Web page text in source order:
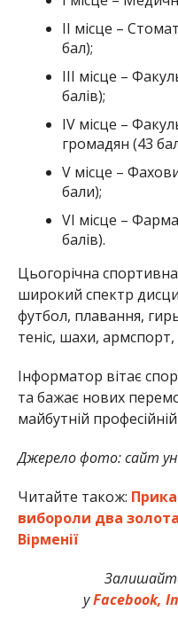
ІІ місце –
бал);
ІІІ місце –
балів);
IV місце –
громадян (43
V місце –
бали);
VI місце –
балів).
Цьогорічна
широкий спектр
футбол, плавання,
теніс, шахи, армспорт,
Інформатор вітає
та бажає нових
майбутній професійній
Джерело фото: сайт
Читайте також:
вибороли два
Вірменії
уFacebook,